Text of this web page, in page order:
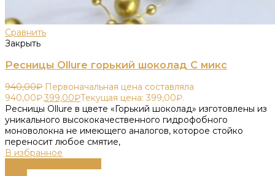
Сравнить
Закрыть
Ресницы Ollure горький шоколад C микс
940,00₽ Первоначальная цена составляла
940,00₽.399,00₽Текущая цена: 399,00₽.
Ресницы Ollure в цвете «Горький шоколад» изготовлены из
уникального высококачественного гидрофобного
моноволокна не имеющего аналогов, которое стойко
переносит любое смятие,
В избранное